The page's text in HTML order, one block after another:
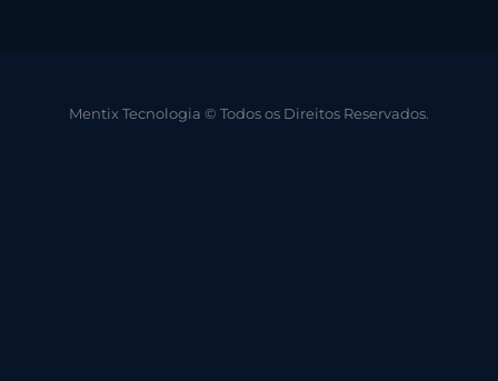
Mentix Tecnologia © Todos os Direitos Reservados.